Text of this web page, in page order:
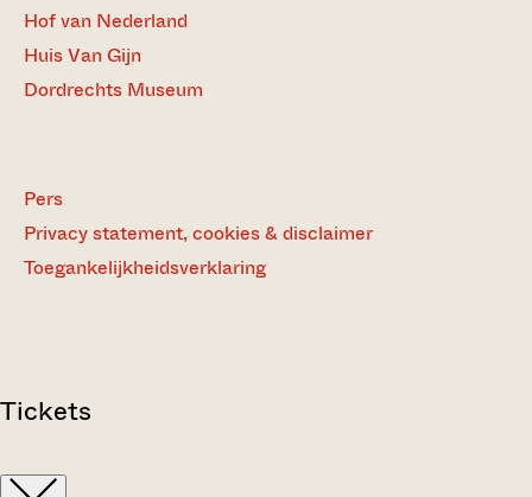
Hof van Nederland
Huis Van Gijn
Dordrechts Museum
Pers
Privacy statement, cookies & disclaimer
Toegankelijkheidsverklaring
Tickets